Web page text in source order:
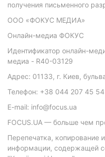
получения письменного
ООО «ФОКУС МЕДИА»
Онлайн-медиа ФОКУС
Идентификатор онлайн-
медиа - R40-03129
Адрес: 01133, г. Киев,
Телефон: +38 044 207 45 54
E-mail: info@focus.ua
FOCUS.UA — больше чем
Перепечатка, копирование
информации, содержащей